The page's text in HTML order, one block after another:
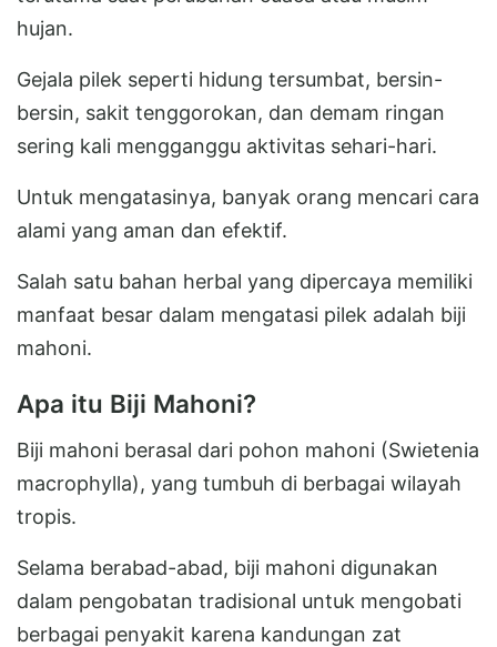
hujan.
Gejala pilek seperti hidung tersumbat, bersin-
bersin, sakit tenggorokan, dan demam ringan
sering kali mengganggu aktivitas sehari-hari.
Untuk mengatasinya, banyak orang mencari cara
alami yang aman dan efektif.
Salah satu bahan herbal yang dipercaya memiliki
manfaat besar dalam mengatasi pilek adalah biji
mahoni.
Apa itu Biji Mahoni?
Biji mahoni berasal dari pohon mahoni (Swietenia
macrophylla), yang tumbuh di berbagai wilayah
tropis.
Selama berabad-abad, biji mahoni digunakan
dalam pengobatan tradisional untuk mengobati
berbagai penyakit karena kandungan zat